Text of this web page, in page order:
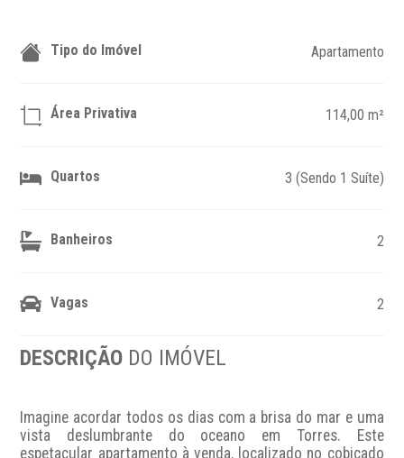
Tipo do Imóvel Apartamento
Área Privativa 114,00 m²
Quartos 3 (Sendo 1 Suíte)
Banheiros 2
Vagas 2
DESCRIÇÃO DO IMÓVEL
Imagine acordar todos os dias com a brisa do mar e uma
vista deslumbrante do oceano em Torres. Este
espetacular apartamento à venda, localizado no cobiçado